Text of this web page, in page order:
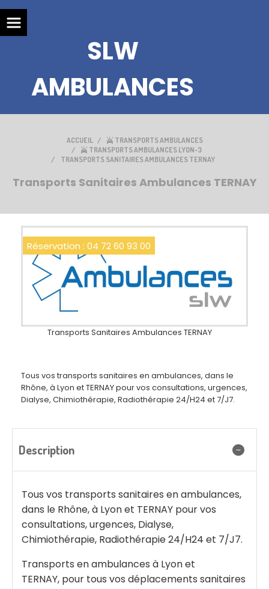
SLW
AMBULANCES
ACCUEIL
TRANSPORTS AMBULANCES
TRANSPORTS AMBULANCES LYON-3
TRANSPORTS SANITAIRES AMBULANCES TERNAY
Transports Sanitaires Ambulances TERNAY
Réservation : 04 72 60 93 00
Transports Sanitaires Ambulances TERNAY
Tous vos transports sanitaires en ambulances, dans le
Rhône, à Lyon et TERNAY pour vos consultations, urgences,
Dialyse, Chimiothérapie, Radiothérapie 24/H24 et 7/J7.
Description
Tous vos transports sanitaires en ambulances,
dans le Rhône, à Lyon et TERNAY pour vos
consultations, urgences, Dialyse,
Chimiothérapie, Radiothérapie 24/H24 et 7/J7.
Transports en ambulances à Lyon et
TERNAY, pour tous vos déplacements sanitaires